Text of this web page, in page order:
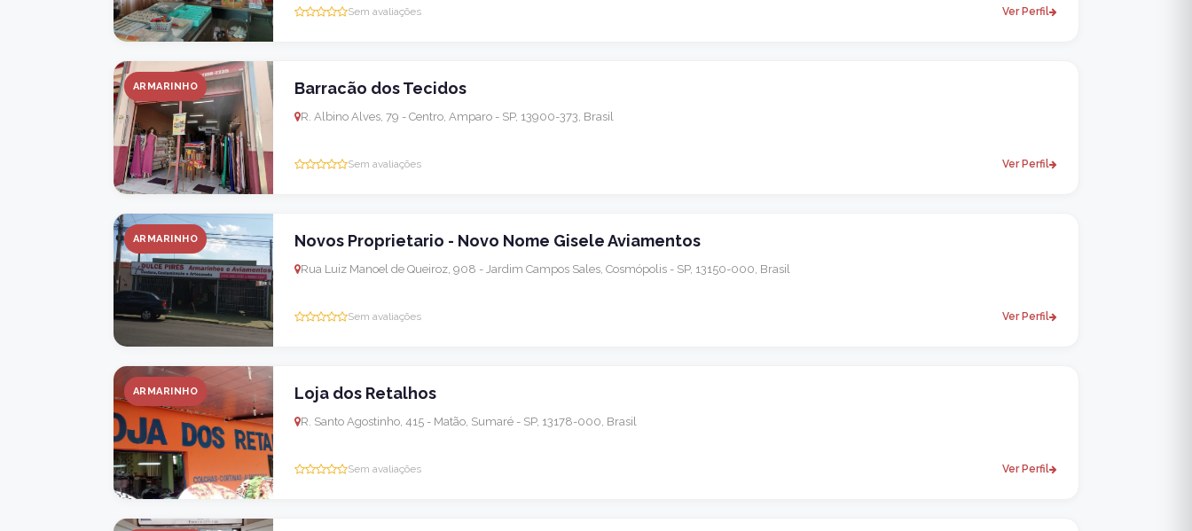
Sem avaliações Ver Perfil
ARMARINHO Barracão dos Tecidos
R. Albino Alves, 79 - Centro, Amparo - SP, 13900-373, Brasil
Sem avaliações Ver Perfil
ARMARINHO Novos Proprietario - Novo Nome Gisele Aviamentos
Rua Luiz Manoel de Queiroz, 908 - Jardim Campos Sales, Cosmópolis - SP, 13150-000, Brasil
Sem avaliações Ver Perfil
ARMARINHO Loja dos Retalhos
R. Santo Agostinho, 415 - Matão, Sumaré - SP, 13178-000, Brasil
Sem avaliações Ver Perfil